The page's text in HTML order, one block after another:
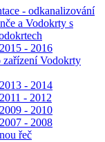
- odkanalizování
a Vodokrty s
- 2016
Vodokrty
- 2014
- 2012
- 2010
- 2008
řeč